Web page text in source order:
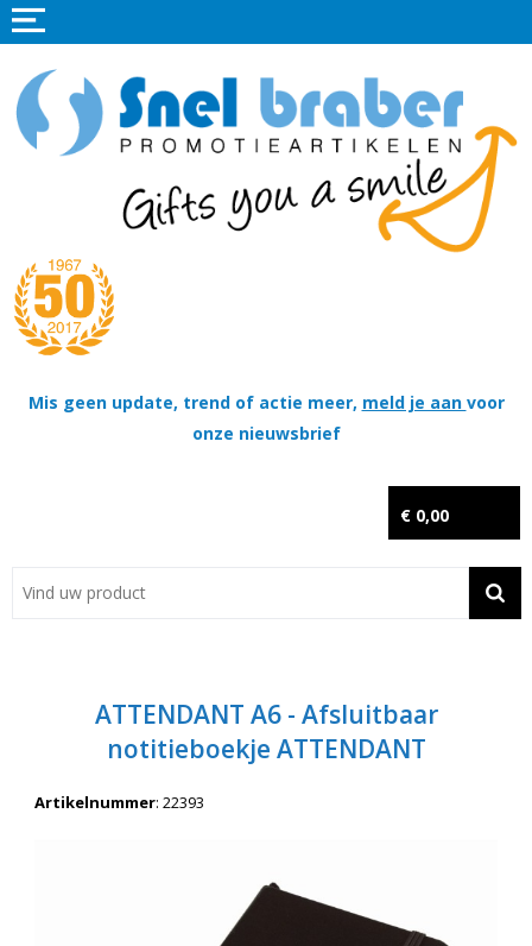
Mis geen update, trend of actie meer, meld je aan voor
onze nieuwsbrief
€ 0,00
Home
Promotieartikelen
Tassen
Thema's
Contact
Wil je snel een advies? Bel nu 053-7920045 of 06-55731304
ATTENDANT A6 - Afsluitbaar
notitieboekje ATTENDANT
Artikelnummer: 22393